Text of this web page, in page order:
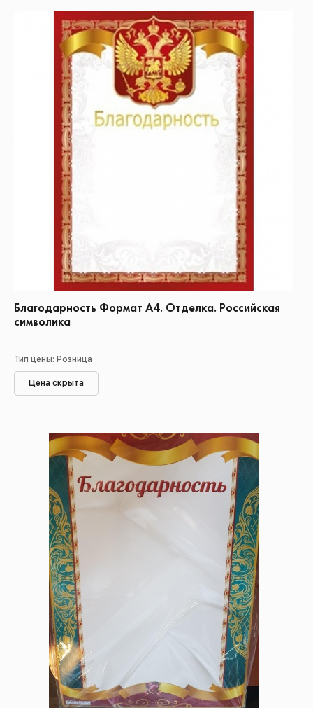
Благодарность Формат А4. Отделка. Российская
символика
Тип цены: Розница
Цена скрыта